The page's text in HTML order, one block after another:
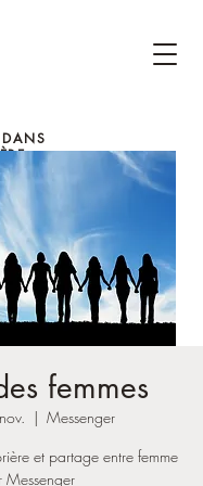
femmes
  |
Messenger
et partage entre femme
Messenger